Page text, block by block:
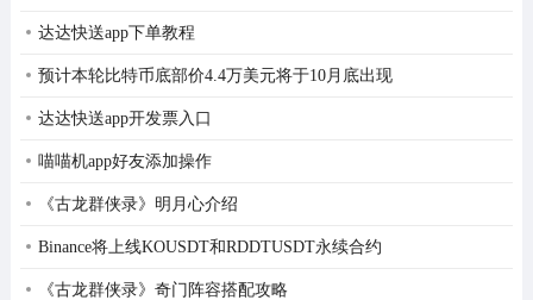
达达快送app下单教程
预计本轮比特币底部价4.4万美元将于10月底出现
达达快送app开发票入口
喵喵机app好友添加操作
《古龙群侠录》明月心介绍
Binance将上线KOUSDT和RDDTUSDT永续合约
《古龙群侠录》奇门阵容搭配攻略